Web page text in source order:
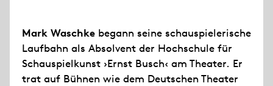
Mark Waschke begann seine schauspielerische
Laufbahn als Absolvent der Hochschule für
Schauspielkunst ›Ernst Busch‹ am Theater. Er
trat auf Bühnen wie dem Deutschen Theater